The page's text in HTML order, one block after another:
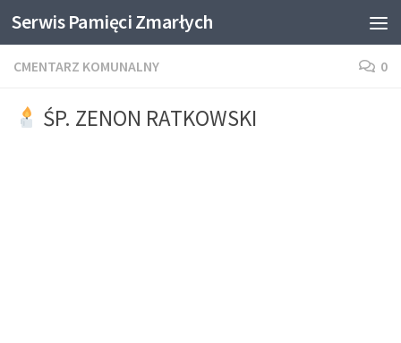
Skip to content
Serwis Pamięci Zmarłych
CMENTARZ KOMUNALNY 0
ŚP. ZENON RATKOWSKI